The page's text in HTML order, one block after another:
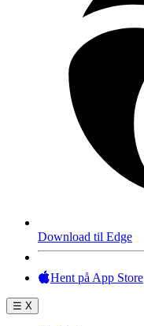
Download til Edge
Hent på App Store
☰ X